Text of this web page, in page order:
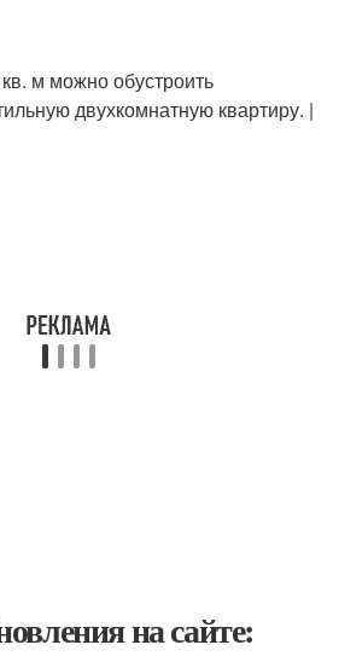
м можно обустроить
двухкомнатную квартиру. |
на сайте: